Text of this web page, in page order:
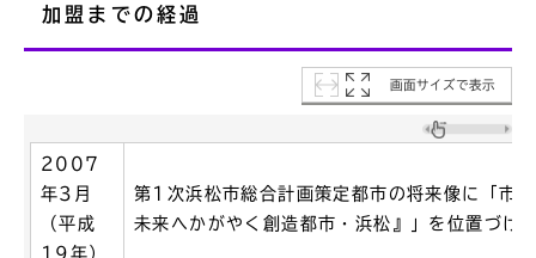
加盟までの経過
画面サイズで表示
2007
年3月
（平成
19年）
第1次浜松市総合計画策定都市の将来像に「市
未来へかがやく創造都市・浜松』」を位置づけ